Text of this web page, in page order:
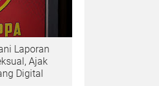
Laporan
Ajak
Digital